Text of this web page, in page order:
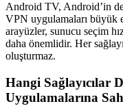
Android TV, Android’in
VPN uygulamaları büyük
arayüzler, sunucu seçim
daha önemlidir. Her
oluşturmaz.
Hangi Sağlayıcılar
Uygulamalarına